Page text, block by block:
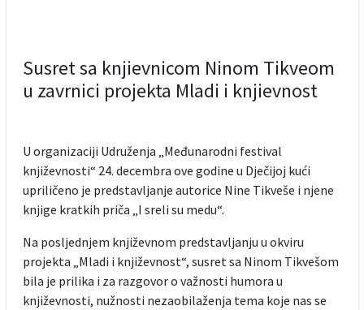
Susret sa knjievnicom Ninom Tikveom
u zavrnici projekta Mladi i knjievnost
U organizaciji Udruženja „Međunarodni festival
književnosti“ 24. decembra ove godine u Dječijoj kući
upriličeno je predstavljanje autorice Nine Tikveše i njene
knjige kratkih priča „I sreli su medu“.
Na posljednjem književnom predstavljanju u okviru
projekta „Mladi i književnost“, susret sa Ninom Tikvešom
bila je prilika i za razgovor o važnosti humora u
književnosti, nužnosti nezaobilaženja tema koje nas se